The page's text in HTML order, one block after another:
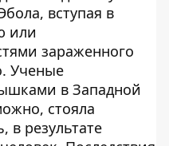
вступая в
или
зараженного
Ученые
в Западной
стояла
в результате